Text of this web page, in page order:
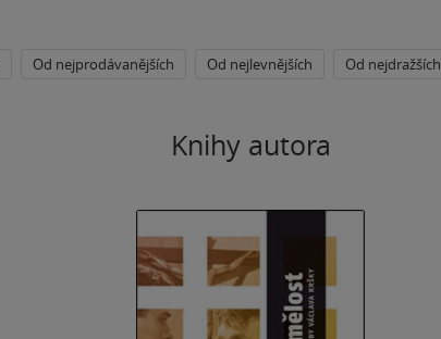
Od nejprodávanějších Od nejlevnějších Od nejdražších
Knihy autora